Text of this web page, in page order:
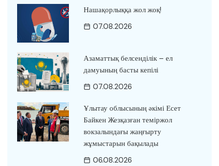
Нашақорлыққа жол жоқ!
07.08.2026
Азаматтық белсенділік – ел
дамуының басты кепілі
07.08.2026
Ұлытау облысының әкімі Есет
Байкен Жезқазған теміржол
вокзалындағы жаңғырту
жұмыстарын бақылады
06.08.2026